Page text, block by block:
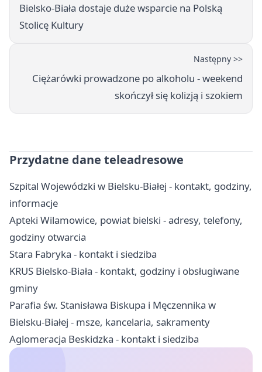
Bielsko-Biała dostaje duże wsparcie na Polską
Stolicę Kultury
Następny >>
Ciężarówki prowadzone po alkoholu - weekend
skończył się kolizją i szokiem
Przydatne dane teleadresowe
Szpital Wojewódzki w Bielsku-Białej - kontakt, godziny,
informacje
Apteki Wilamowice, powiat bielski - adresy, telefony,
godziny otwarcia
Stara Fabryka - kontakt i siedziba
KRUS Bielsko-Biała - kontakt, godziny i obsługiwane
gminy
Parafia św. Stanisława Biskupa i Męczennika w
Bielsku-Białej - msze, kancelaria, sakramenty
Aglomeracja Beskidzka - kontakt i siedziba